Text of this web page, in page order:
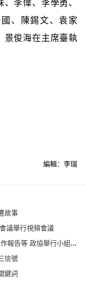
、陳錫文、袁家
景俊海在主席臺執
編輯：李瑞
故事
議舉行視頻會議
告等 政協舉行小組會議
信號
鍵詞